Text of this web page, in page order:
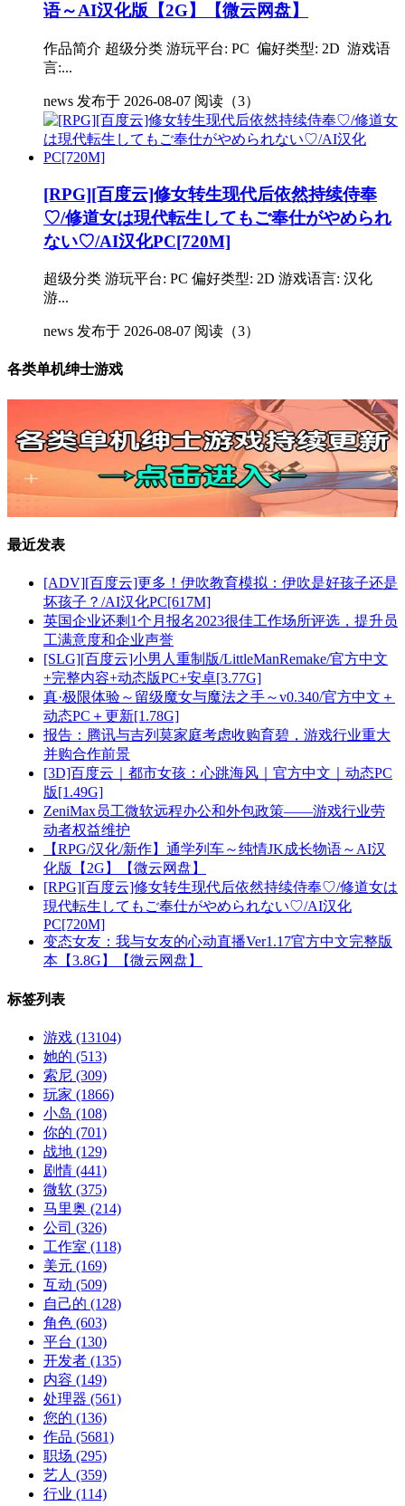
语～AI汉化版【2G】【微云网盘】
作品简介 超级分类 游玩平台: PC 偏好类型: 2D 游戏语
言:...
news 发布于 2026-08-07 阅读（3）
[RPG][百度云]修女转生现代后依然持续侍奉
♡/修道女は現代転生してもご奉仕がやめられ
ない♡/AI汉化PC[720M]
超级分类 游玩平台: PC 偏好类型: 2D 游戏语言: 汉化
游...
news 发布于 2026-08-07 阅读（3）
各类单机绅士游戏
最近发表
[ADV][百度云]更多！伊吹教育模拟：伊吹是好孩子还是
坏孩子？/AI汉化PC[617M]
英国企业还剩1个月报名2023很佳工作场所评选，提升员
工满意度和企业声誉
[SLG][百度云]小男人重制版/LittleManRemake/官方中文
+完整内容+动态版PC+安卓[3.77G]
真·极限体验～留级魔女与魔法之手～v0.340/官方中文＋
动态PC＋更新[1.78G]
报告：腾讯与吉列莫家庭考虑收购育碧，游戏行业重大
并购合作前景
[3D]百度云｜都市女孩：心跳海风｜官方中文｜动态PC
版[1.49G]
ZeniMax员工微软远程办公和外包政策——游戏行业劳
动者权益维护
【RPG/汉化/新作】通学列车～纯情JK成长物语～AI汉
化版【2G】【微云网盘】
[RPG][百度云]修女转生现代后依然持续侍奉♡/修道女は
現代転生してもご奉仕がやめられない♡/AI汉化
PC[720M]
变态女友：我与女友的心动直播Ver1.17官方中文完整版
本【3.8G】【微云网盘】
标签列表
游戏 (13104)
她的 (513)
索尼 (309)
玩家 (1866)
小岛 (108)
你的 (701)
战地 (129)
剧情 (441)
微软 (375)
马里奥 (214)
公司 (326)
工作室 (118)
美元 (169)
互动 (509)
自己的 (128)
角色 (603)
平台 (130)
开发者 (135)
内容 (149)
处理器 (561)
您的 (136)
作品 (5681)
职场 (295)
艺人 (359)
行业 (114)